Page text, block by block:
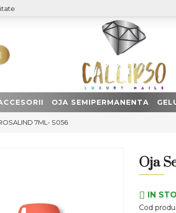
OJA SEMIPERMANENTA
7ML- S056
Oja
IN
Cod